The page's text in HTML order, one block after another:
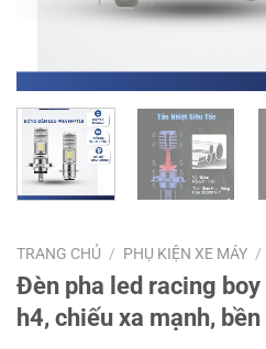
TRANG CHỦ / PHỤ KIỆN XE MÁY /
Đèn pha led racing
h4, chiếu xa mạnh,